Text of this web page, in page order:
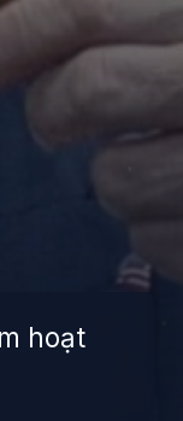
hoạt